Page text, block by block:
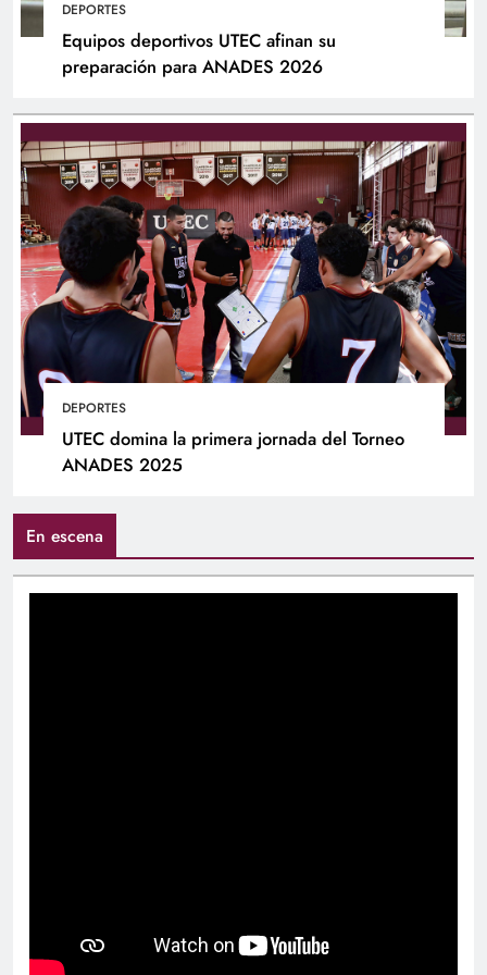
DEPORTES
Equipos deportivos UTEC afinan su
preparación para ANADES 2026
DEPORTES
UTEC domina la primera jornada del Torneo
ANADES 2025
En escena